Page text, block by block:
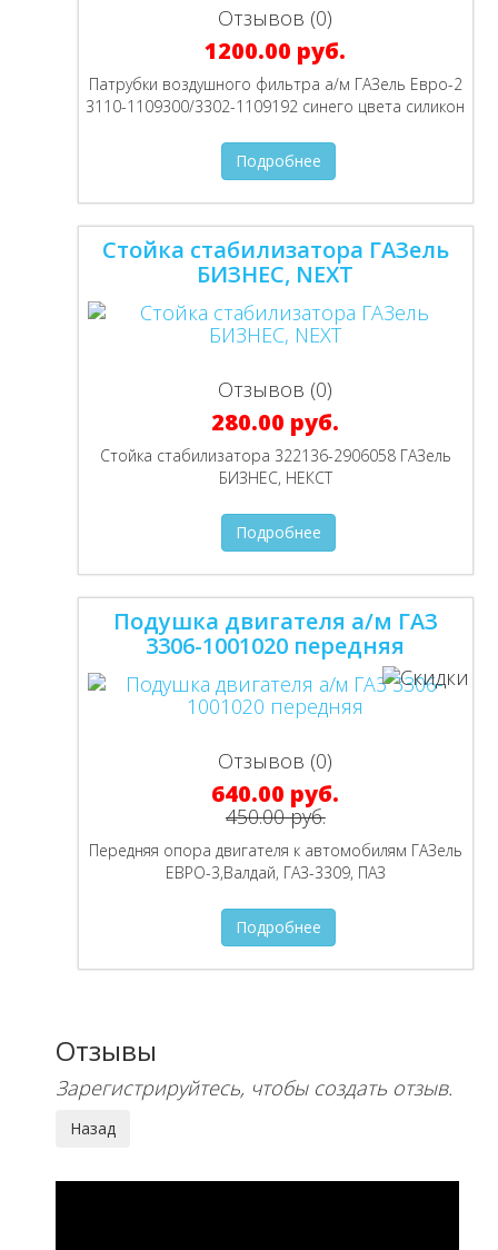
Отзывов (0)
1200.00 руб.
Патрубки воздушного фильтра а/м ГАЗель Евро-2
3110-1109300/3302-1109192 синего цвета силикон
Подробнее
Стойка стабилизатора ГАЗель
БИЗНЕС, NEXT
Отзывов (0)
280.00 руб.
Стойка стабилизатора 322136-2906058 ГАЗель
БИЗНЕС, НЕКСТ
Подробнее
Подушка двигателя а/м ГАЗ
3306-1001020 передняя
Отзывов (0)
640.00 руб.
450.00 руб.
Передняя опора двигателя к автомобилям ГАЗель
ЕВРО-3,Валдай, ГАЗ-3309, ПАЗ
Подробнее
Отзывы
Зарегистрируйтесь, чтобы создать отзыв.